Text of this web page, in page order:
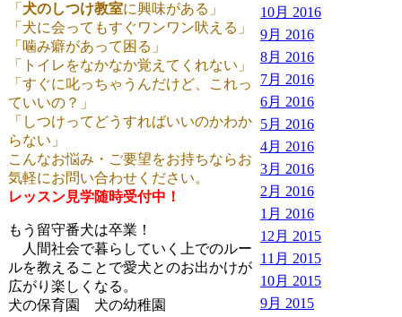
「 犬のしつけ教室に興味がある」
「犬に会ってもすぐワンワン吠える」
「噛み癖があって困る」
「トイレをなかなか覚えてくれない」
「すぐに叱っちゃうんだけど、これっ
ていいの？」
「しつけってどうすればいいのかわか
らない」
こんなお悩み・ご要望をお持ちならお
気軽にお問い合わせください。
レッスン見学随時受付中！
もう留守番犬は卒業！
人間社会で暮らしていく上でのルー
ルを教えることで愛犬とのお出かけが
広がり楽しくなる。
犬の保育園 犬の幼稚園
10月 2016
9月 2016
8月 2016
7月 2016
6月 2016
5月 2016
4月 2016
3月 2016
2月 2016
1月 2016
12月 2015
11月 2015
10月 2015
9月 2015